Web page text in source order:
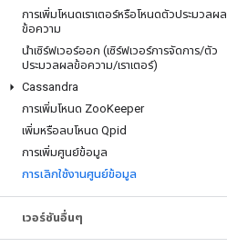
การเพิ่มโหนดเราเตอร์หรือโหนดตัวประมวลผล
ข้อความ
นําเซิร์ฟเวอร์ออก (เซิร์ฟเวอร์การจัดการ/ตัว
ประมวลผลข้อความ/เราเตอร์)
Cassandra
การเพิ่มโหนด ZooKeeper
เพิ่มหรือลบโหนด Qpid
การเพิ่มศูนย์ข้อมูล
การเลิกใช้งานศูนย์ข้อมูล
เวอร์ชันอื่นๆ